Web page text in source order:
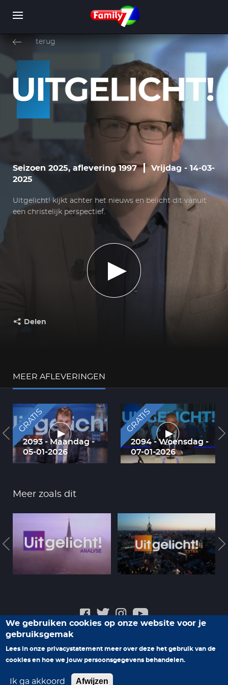
inhoud
INLOGGEN
terug
Seizoen 2025, aflevering 1997
Vrijdag - 14-03-
2025
Uitgelicht! kijkt achter het nieuws en belicht dit vanuit
een christelijk perspectief.
Delen
MEER AFLEVERINGEN
GRATIS
2093 - Maandag -
05-01-2026
GRATIS
2094 - Woensdag -
07-01-2026
Meer zoals dit
Veelgestelde vragen
Help ons nieuwe programma's te maken
We gebruiken cookies op onze website voor je
gebruiksgemak
Lees in onze privacystatement meer over deze het gebruik van de
cookies en hoe we jouw persoonsgegevens behandelen.
Ik ga akkoord Afwijzen